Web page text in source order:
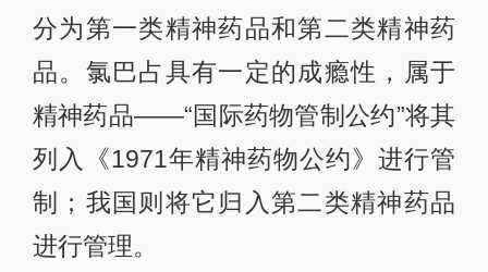
分为第一类精神药品和第二类精神药
品。氯巴占具有一定的成瘾性，属于
精神药品——“国际药物管制公约”将其
列入《1971年精神药物公约》进行管
制；我国则将它归入第二类精神药品
进行管理。